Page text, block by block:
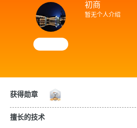
初商
暂无个人介绍
获得勋章
擅长的技术